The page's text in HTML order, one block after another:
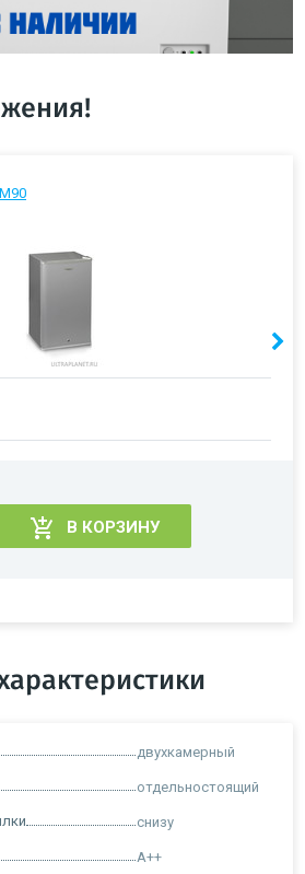
В КОРЗИНУ
двухкамерный
отдельностоящий
снизу
A++